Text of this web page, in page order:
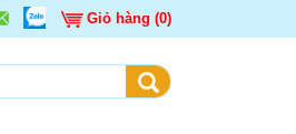
Giỏ hàng (0)